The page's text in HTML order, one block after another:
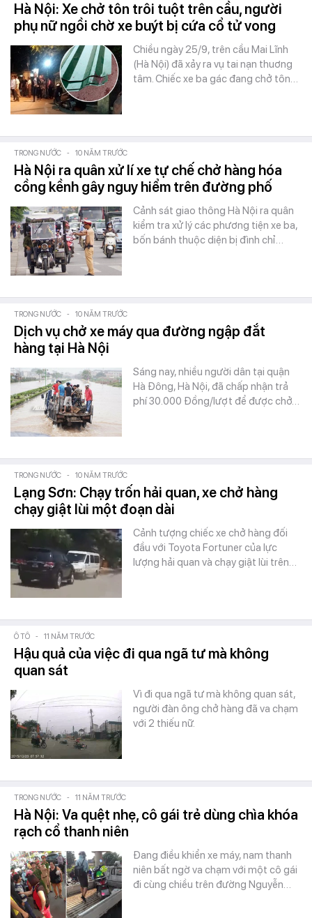
Hà Nội: Xe chở tôn trôi tuột trên cầu, người
phụ nữ ngồi chờ xe buýt bị cứa cổ tử vong
Chiều ngày 25/9, trên cầu Mai Lĩnh
(Hà Nội) đã xảy ra vụ tai nạn thuơng
tâm. Chiếc xe ba gác đang chở tôn…
TRONG NƯỚC - 10 NĂM TRƯỚC
Hà Nội ra quân xử lí xe tự chế chở hàng hóa
cồng kềnh gây nguy hiểm trên đường phố
Cảnh sát giao thông Hà Nội ra quân
kiểm tra xử lý các phương tiện xe ba,
bốn bánh thuộc diện bị đình chỉ…
TRONG NƯỚC - 10 NĂM TRƯỚC
Dịch vụ chở xe máy qua đường ngập đắt
hàng tại Hà Nội
Sáng nay, nhiều người dân tại quận
Hà Đông, Hà Nội, đã chấp nhận trả
phí 30.000 Đồng/lượt để được chở…
TRONG NƯỚC - 10 NĂM TRƯỚC
Lạng Sơn: Chạy trốn hải quan, xe chở hàng
chạy giật lùi một đoạn dài
Cảnh tượng chiếc xe chở hàng đối
đầu với Toyota Fortuner của lực
lượng hải quan và chạy giật lùi trên…
Ô TÔ - 11 NĂM TRƯỚC
Hậu quả của việc đi qua ngã tư mà không
quan sát
Vì đi qua ngã tư mà không quan sát,
người đàn ông chở hàng đã va chạm
với 2 thiếu nữ.
TRONG NƯỚC - 11 NĂM TRƯỚC
Hà Nội: Va quệt nhẹ, cô gái trẻ dùng chìa khóa
rạch cổ thanh niên
Đang điều khiển xe máy, nam thanh
niên bất ngờ va chạm với một cô gái
đi cùng chiều trên đường Nguyễn…